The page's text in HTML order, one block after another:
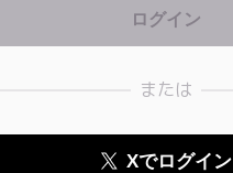
または
Xでログイン